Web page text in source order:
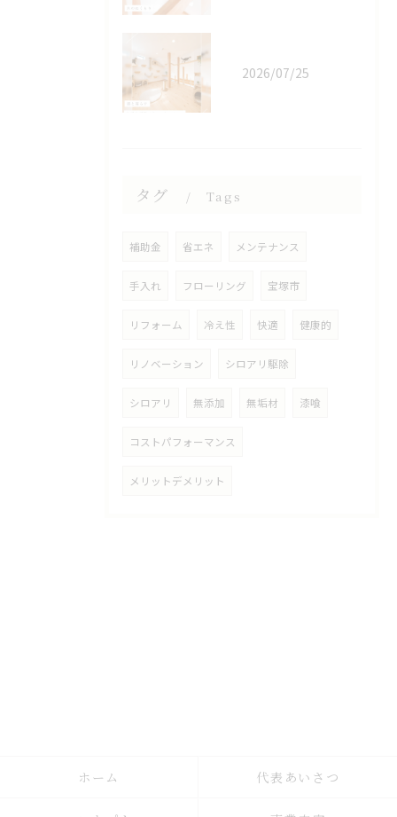
2026/07/25
タグ Tags
補助金 省エネ メンテナンス
手入れ フローリング 宝塚市
リフォーム 冷え性 快適 健康的
リノベーション シロアリ駆除
シロアリ 無添加 無垢材 漆喰
コストパフォーマンス
メリットデメリット
ホーム 代表あいさつ